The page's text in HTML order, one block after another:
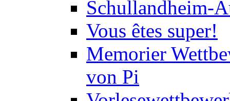
Schullandheim-
Vous êtes super!
Memorier
von Pi